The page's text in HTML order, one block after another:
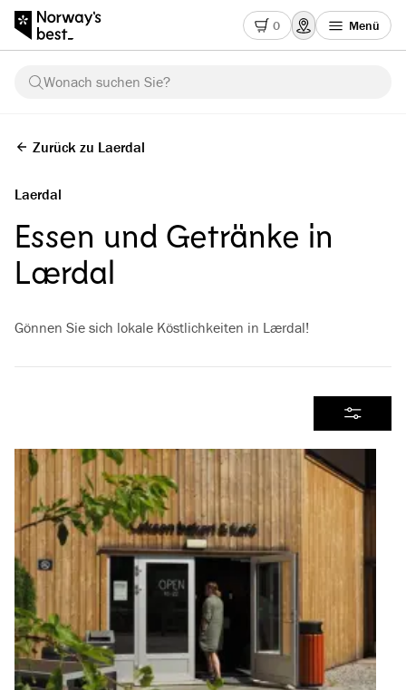
0 Menü
Wonach suchen Sie?
Zurück zu Laerdal
Laerdal
Essen und Getränke in
Lærdal
Gönnen Sie sich lokale Köstlichkeiten in Lærdal!
Filter